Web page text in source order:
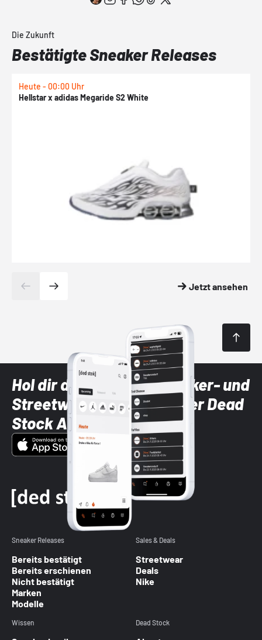
Die Zukunft
Bestätigte Sneaker Releases
Heute - 00:00 Uhr
Hellstar x adidas Megaride S2 White
Jetzt ansehen
Hol dir die neuesten Sneaker- und
Streetwear-Brands mit der Dead
Stock App
Sneaker Releases
Bereits bestätigt
Bereits erschienen
Nicht bestätigt
Marken
Modelle
Sales & Deals
Streetwear
Deals
Nike
Wissen Dead Stock